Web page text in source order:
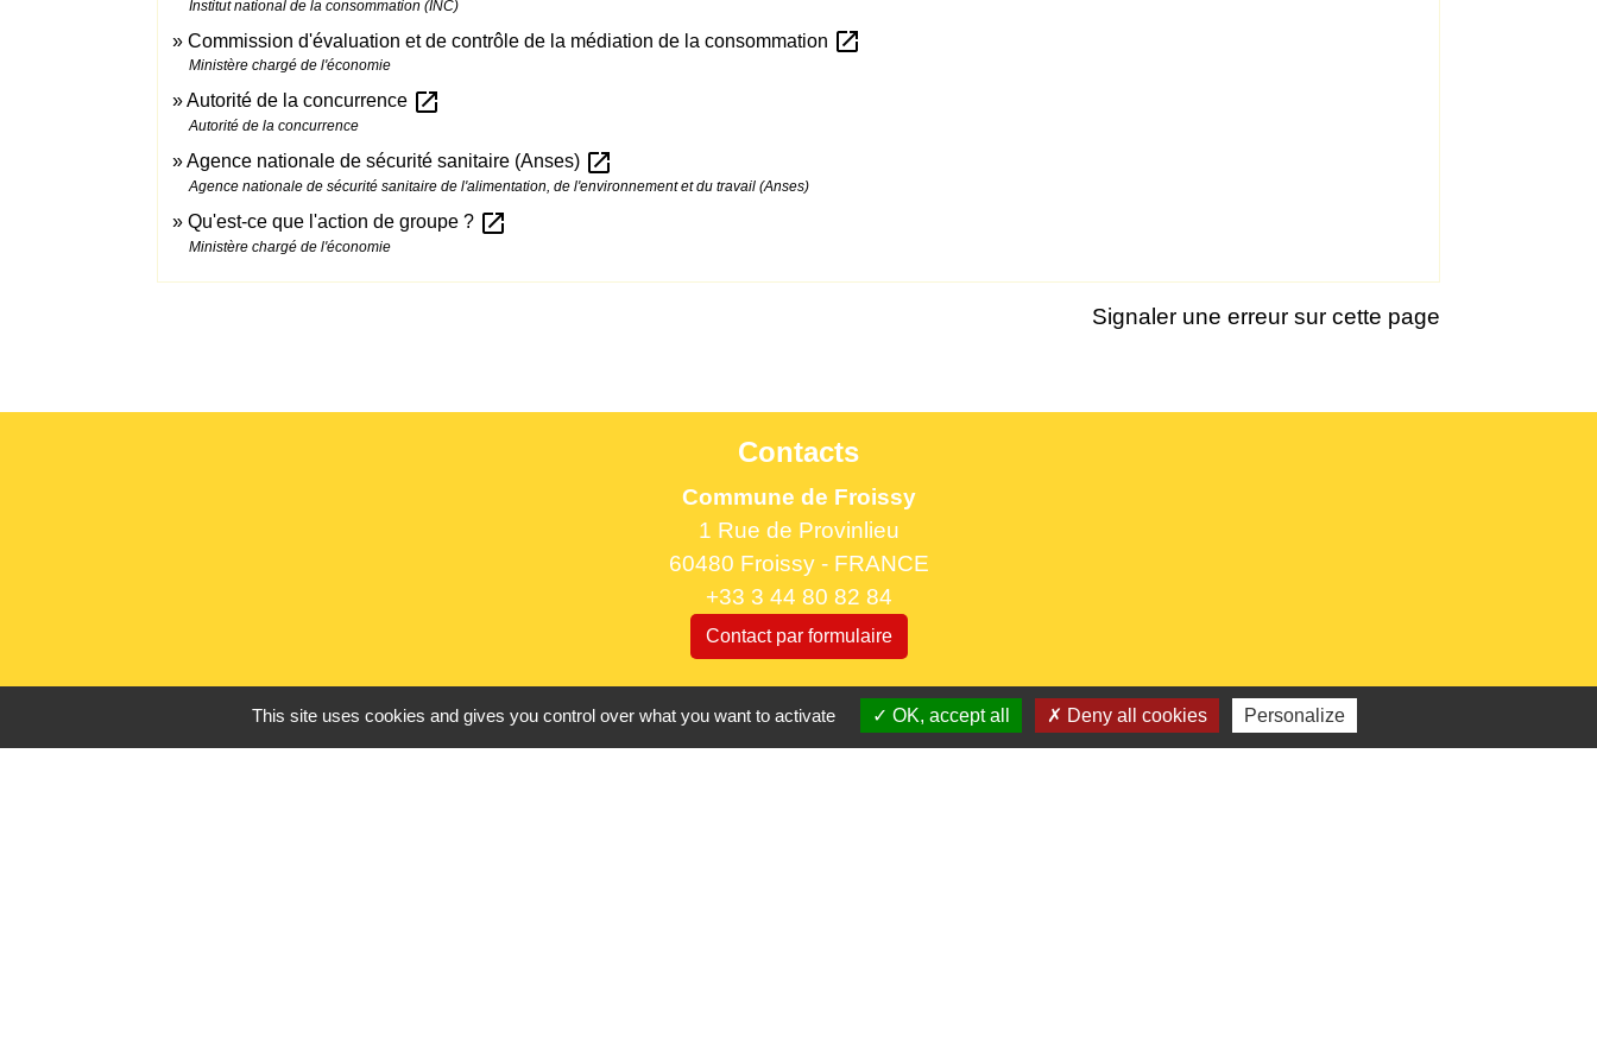
Institut national de la consommation (INC)
Commission d'évaluation et de contrôle de la médiation de la consommation open_in_new
Ministère chargé de l'économie
Autorité de la concurrence open_in_new
Autorité de la concurrence
Agence nationale de sécurité sanitaire (Anses) open_in_new
Agence nationale de sécurité sanitaire de l'alimentation, de l'environnement et du travail (Anses)
Qu'est-ce que l'action de groupe ? open_in_new
Ministère chargé de l'économie
Signaler une erreur sur cette page
Contacts
Commune de Froissy
1 Rue de Provinlieu
60480 Froissy - FRANCE
+33 3 44 80 82 84
Contact par formulaire
Horaires d'ouverture au public
le lundi 9h à 12h30 et de 13h30 à 17h.
This site uses cookies and gives you control over what you want to activate OK, accept all Deny all cookies Personalize